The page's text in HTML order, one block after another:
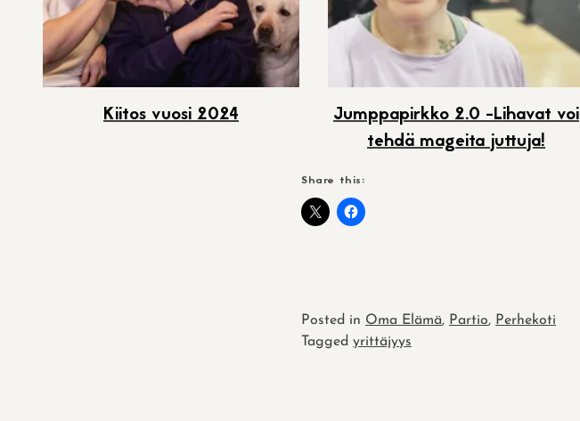
Kiitos vuosi 2024
Jumppapirkko 2.0 -Lihavat voi
tehdä mageita juttuja!
Share this:
Posted in Oma Elämä, Partio, Perhekoti
Tagged yrittäjyys